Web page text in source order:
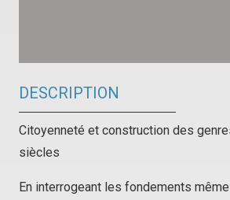
DESCRIPTION
Citoyenneté et construction des
siècles
En interrogeant les fondements